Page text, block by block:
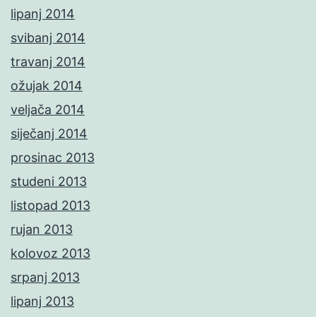
lipanj 2014
svibanj 2014
travanj 2014
ožujak 2014
veljača 2014
siječanj 2014
prosinac 2013
studeni 2013
listopad 2013
rujan 2013
kolovoz 2013
srpanj 2013
lipanj 2013